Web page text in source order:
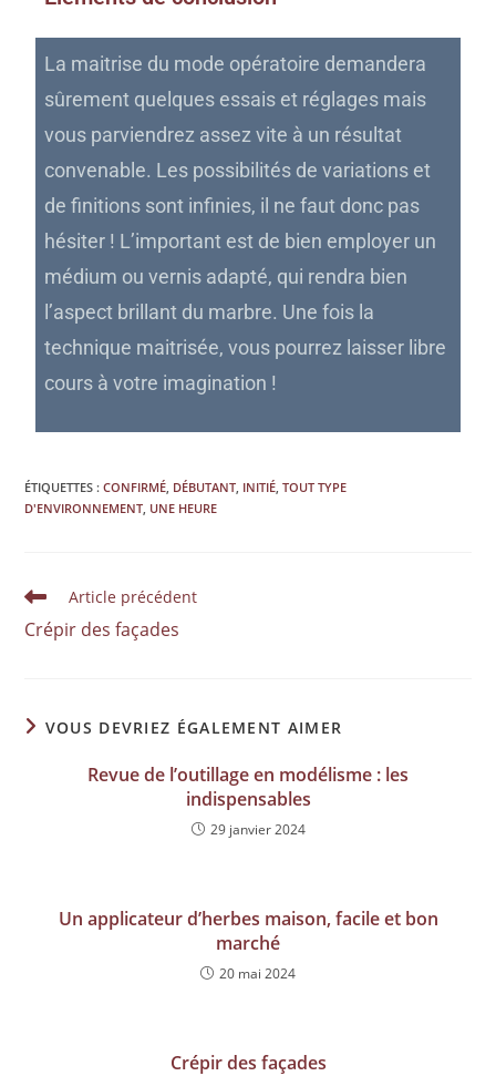
La maitrise du mode opératoire demandera
sûrement quelques essais et réglages mais
vous parviendrez assez vite à un résultat
convenable. Les possibilités de variations et
de finitions sont infinies, il ne faut donc pas
hésiter ! L’important est de bien employer un
médium ou vernis adapté, qui rendra bien
l’aspect brillant du marbre. Une fois la
technique maitrisée, vous pourrez laisser libre
cours à votre imagination !
ÉTIQUETTES :CONFIRMÉ DÉBUTANT INITIÉ TOUT TYPE
D'ENVIRONNEMENT UNE HEURE
Article précédent
Crépir des façades
VOUS DEVRIEZ ÉGALEMENT AIMER
Revue de l’outillage en modélisme : les
indispensables
29 janvier 2024
Un applicateur d’herbes maison, facile et bon
marché
20 mai 2024
Crépir des façades